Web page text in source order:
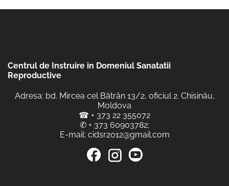
Centrul de Instruire in Domeniul Sanatatii
Reproductive
Adresa: bd. Mircea cel Bătrân 13/2, oficiul 2. Chisinău,
Moldova
☎ + 373 22 355072
✆ + 373 60903782;
E-mail: cidsr2012@gmail.com